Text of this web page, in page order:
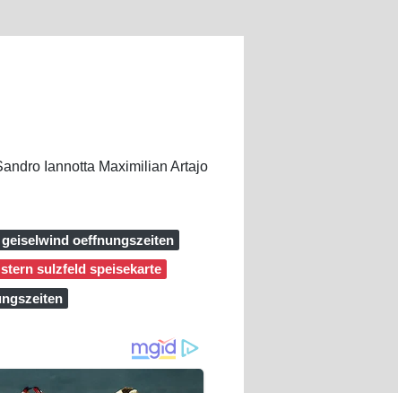
Iannotta Maximilian Artajo
oeffnungszeiten
sulzfeld speisekarte